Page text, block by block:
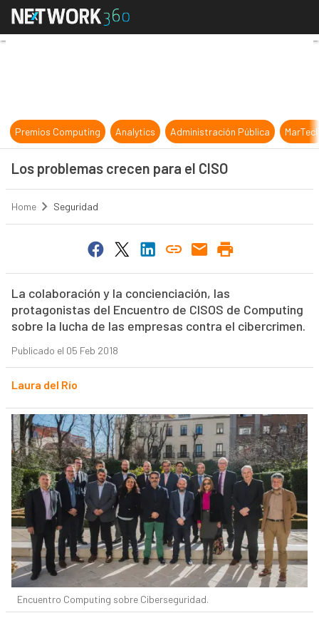
Los problemas crecen para el CISO
Premios Computing Analytics Administración Pública
Los problemas crecen para el CISO
Home Seguridad
La colaboración y la concienciación, las
protagonistas del Encuentro de CISOS de Computing
sobre la lucha de las empresas contra el cibercrimen.
Publicado el 05 Feb 2018
Laura del Río
Encuentro Computing sobre Ciberseguridad.